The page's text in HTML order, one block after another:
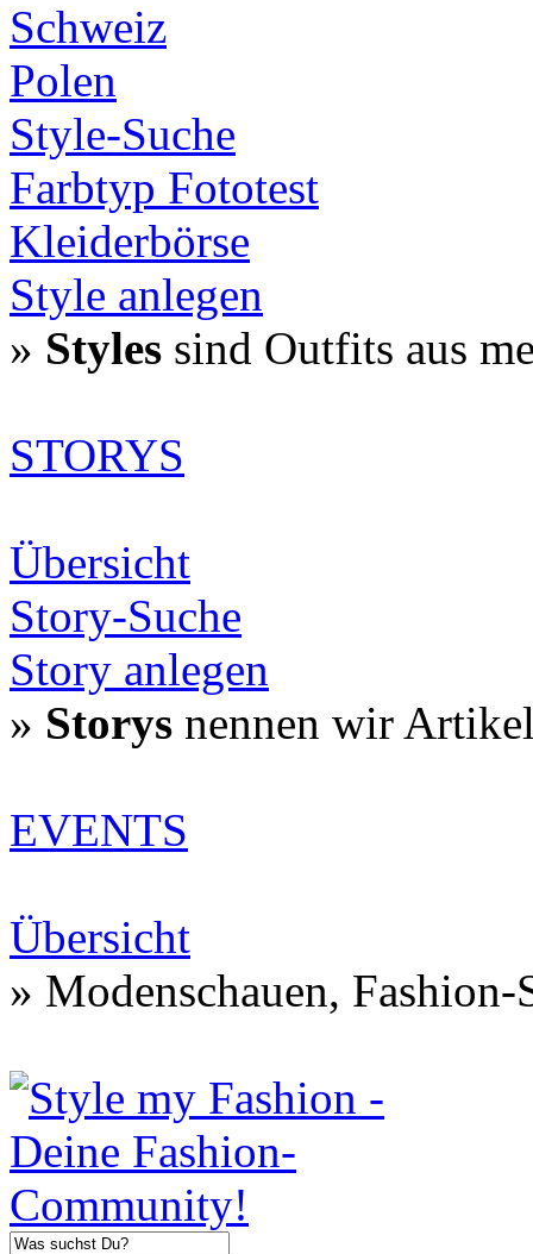
Schweiz
Polen
Style-Suche
Farbtyp Fototest
Kleiderbörse
Style anlegen
» Styles sind Outfits aus
STORYS
Übersicht
Story-Suche
Story anlegen
» Storys nennen wir
EVENTS
Übersicht
» Modenschauen,